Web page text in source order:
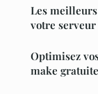
Les
votre serveur
Optimisez
make gratuite